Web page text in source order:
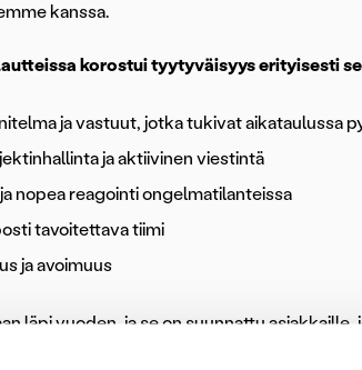
kanssa.
korostui tyytyväisyys erityisesti
ja vastuut, jotka tukivat aikataulussa
ja aktiivinen viestintä
nopea reagointi ongelmatilanteissa
tavoitettava tiimi
ja avoimuus
läpi vuoden, ja se on suunnattu
kanssa. Kyselyssä pyydetään